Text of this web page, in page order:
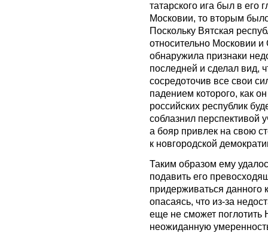
татарского ига был в его
Московии, то вторым
Поскольку Вятская
относительно Московии
обнаружила признаки
последней и сделал вид,
сосредоточив все свои
падением которого, как
российских республик
соблазнил перспективой
а бояр привлек на свою
к новгородской
Таким образом ему
подавить его
придерживаться
опасаясь, что из-за
еще не сможет поглотить
неожиданную